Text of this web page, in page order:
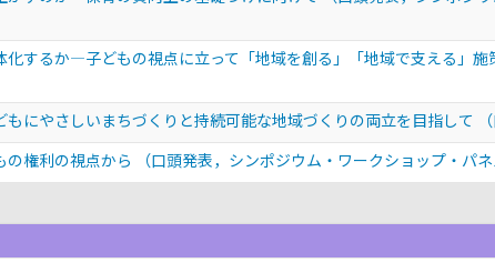
するか―子どもの視点に立って「地域を創る」「地域で支える」施
にやさしいまちづくりと持続可能な地域づくりの両立を目指して
権利の視点から
（口頭発表，シンポジウム・ワークショップ・パ